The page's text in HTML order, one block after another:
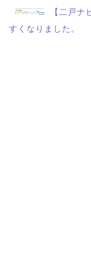
【二戸
すくなりました。